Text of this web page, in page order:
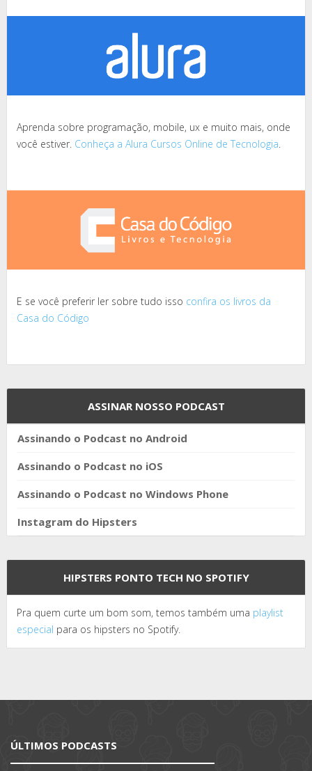
Aprenda sobre programação, mobile, ux e muito mais, onde
você estiver. Conheça a Alura Cursos Online de Tecnologia.
E se você preferir ler sobre tudo isso confira os livros da
Casa do Código
ASSINAR NOSSO PODCAST
Assinando o Podcast no Android
Assinando o Podcast no iOS
Assinando o Podcast no Windows Phone
Instagram do Hipsters
HIPSTERS PONTO TECH NO SPOTIFY
Pra quem curte um bom som, temos também uma playlist
especial para os hipsters no Spotify.
ÚLTIMOS PODCASTS